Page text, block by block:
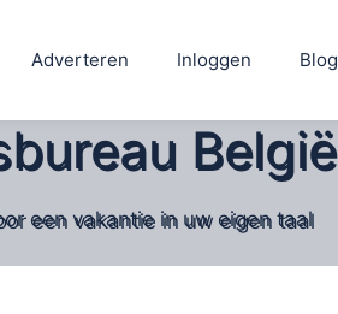
Adverteren Inloggen Blog
België
een vakantie in uw eigen taal